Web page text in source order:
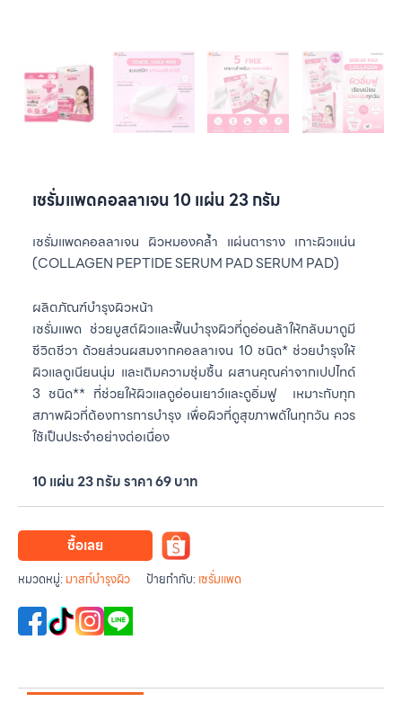
เซรั่มแพดคอลลาเจน 10 แผ่น 23 กรัม
เซรั่มแพดคอลลาเจน ผิวหมองคล้ำ แผ่นตาราง เกาะผิวแน่น
(COLLAGEN PEPTIDE SERUM PAD SERUM PAD)
ผลิตภัณฑ์บำรุงผิวหน้า
เซรั่มแพด ช่วยบูสต์ผิวและฟื้นบำรุงผิวที่ดูอ่อนล้าให้กลับมาดูมี
ชีวิตชีวา ด้วยส่วนผสมจากคอลลาเจน 10 ชนิด* ช่วยบำรุงให้
ผิวแลดูเนียนนุ่ม และเติมความชุ่มชื้น ผสานคุณค่าจากเปปไทด์
3 ชนิด** ที่ช่วยให้ผิวแลดูอ่อนเยาว์และดูอิ่มฟู เหมาะกับทุก
สภาพผิวที่ต้องการการบำรุง เพื่อผิวที่ดูสุขภาพดัในทุกวัน ควร
ใช้เป็นประจำอย่างต่อเนื่อง
10 แผ่น 23 กรัม ราคา 69 บาท
ซื้อเลย
หมวดหมู่: มาสก์บำรุงผิว ป้ายกำกับ: เซรั่มแพด